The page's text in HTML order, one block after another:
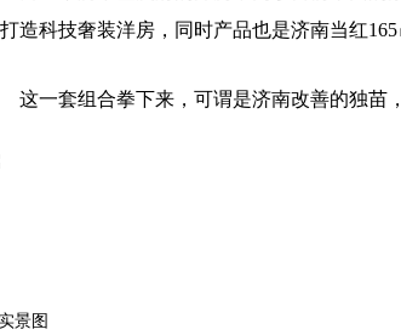
造科技奢装洋房，同时产品也是济南当红165
这一套组合拳下来，可谓是济南改善的独苗
景图